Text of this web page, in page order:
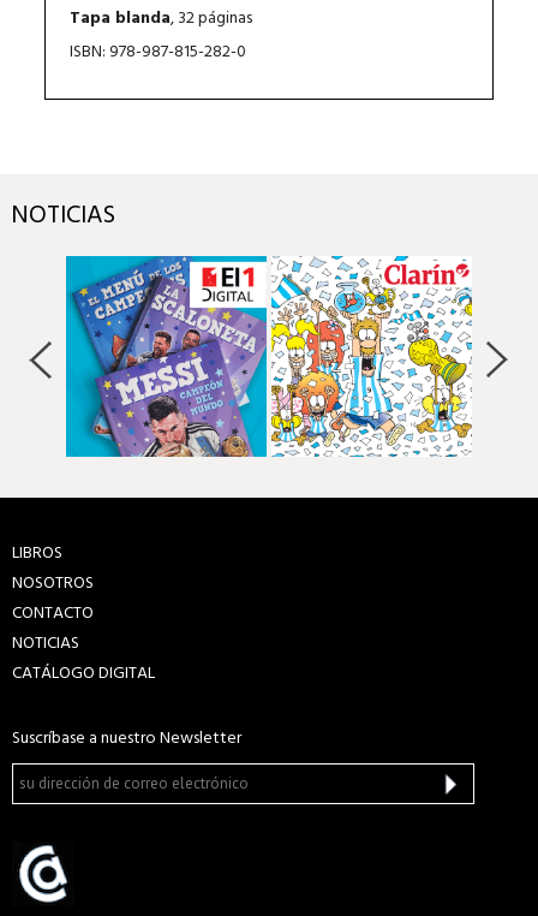
Tapa blanda, 32 páginas
ISBN: 978-987-815-282-0
NOTICIAS
LIBROS
NOSOTROS
CONTACTO
NOTICIAS
CATÁLOGO DIGITAL
Suscríbase a nuestro Newsletter